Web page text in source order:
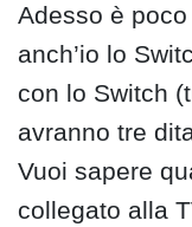
Adesso è
anch’io lo
con lo Switch
avranno tre
Vuoi sapere
collegato alla